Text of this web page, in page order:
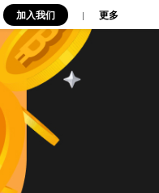
加入我们 | 更多